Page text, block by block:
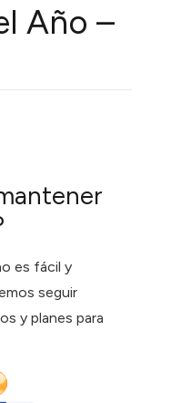
Año –
es fácil y
seguir
y planes para